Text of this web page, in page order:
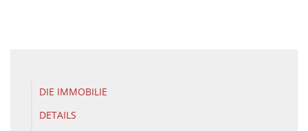
DIE IMMOBILIE
DETAILS